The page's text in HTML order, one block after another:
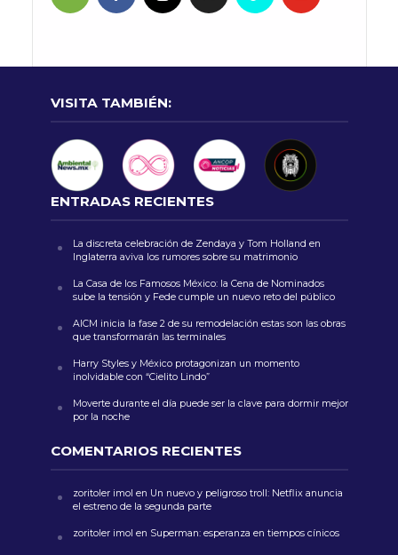
VISITA TAMBIÉN:
ENTRADAS RECIENTES
La discreta celebración de Zendaya y Tom Holland en
Inglaterra aviva los rumores sobre su matrimonio
La Casa de los Famosos México: la Cena de Nominados
sube la tensión y Fede cumple un nuevo reto del público
AICM inicia la fase 2 de su remodelación estas son las obras
que transformarán las terminales
Harry Styles y México protagonizan un momento
inolvidable con “Cielito Lindo”
Moverte durante el día puede ser la clave para dormir mejor
por la noche
COMENTARIOS RECIENTES
zoritoler imol en Un nuevo y peligroso troll: Netflix anuncia
el estreno de la segunda parte
zoritoler imol en Superman: esperanza en tiempos cínicos